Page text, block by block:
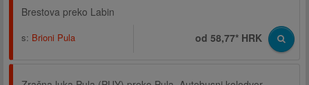
Brestova preko Labin
s: Brioni Pula od 58,77* HRK